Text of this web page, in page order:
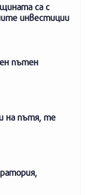
са с
инвестиции
пътен
на пътя, те